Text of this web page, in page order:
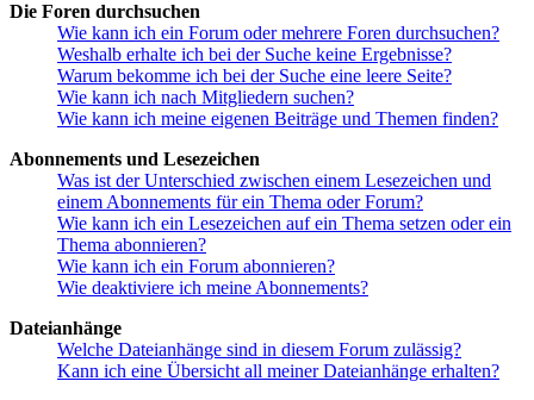
Die Foren durchsuchen
Wie kann ich ein Forum oder mehrere Foren durchsuchen?
Weshalb erhalte ich bei der Suche keine Ergebnisse?
Warum bekomme ich bei der Suche eine leere Seite?
Wie kann ich nach Mitgliedern suchen?
Wie kann ich meine eigenen Beiträge und Themen finden?
Abonnements und Lesezeichen
Was ist der Unterschied zwischen einem Lesezeichen und
einem Abonnements für ein Thema oder Forum?
Wie kann ich ein Lesezeichen auf ein Thema setzen oder ein
Thema abonnieren?
Wie kann ich ein Forum abonnieren?
Wie deaktiviere ich meine Abonnements?
Dateianhänge
Welche Dateianhänge sind in diesem Forum zulässig?
Kann ich eine Übersicht all meiner Dateianhänge erhalten?